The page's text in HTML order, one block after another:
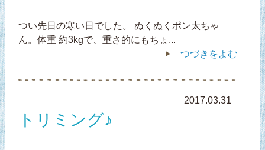
つい先日の寒い日でした。 ぬくぬくポン太ちゃ
ん。体重 約3kgで、重さ的にもちょ...
つづきをよむ
2017.03.31
トリミング♪